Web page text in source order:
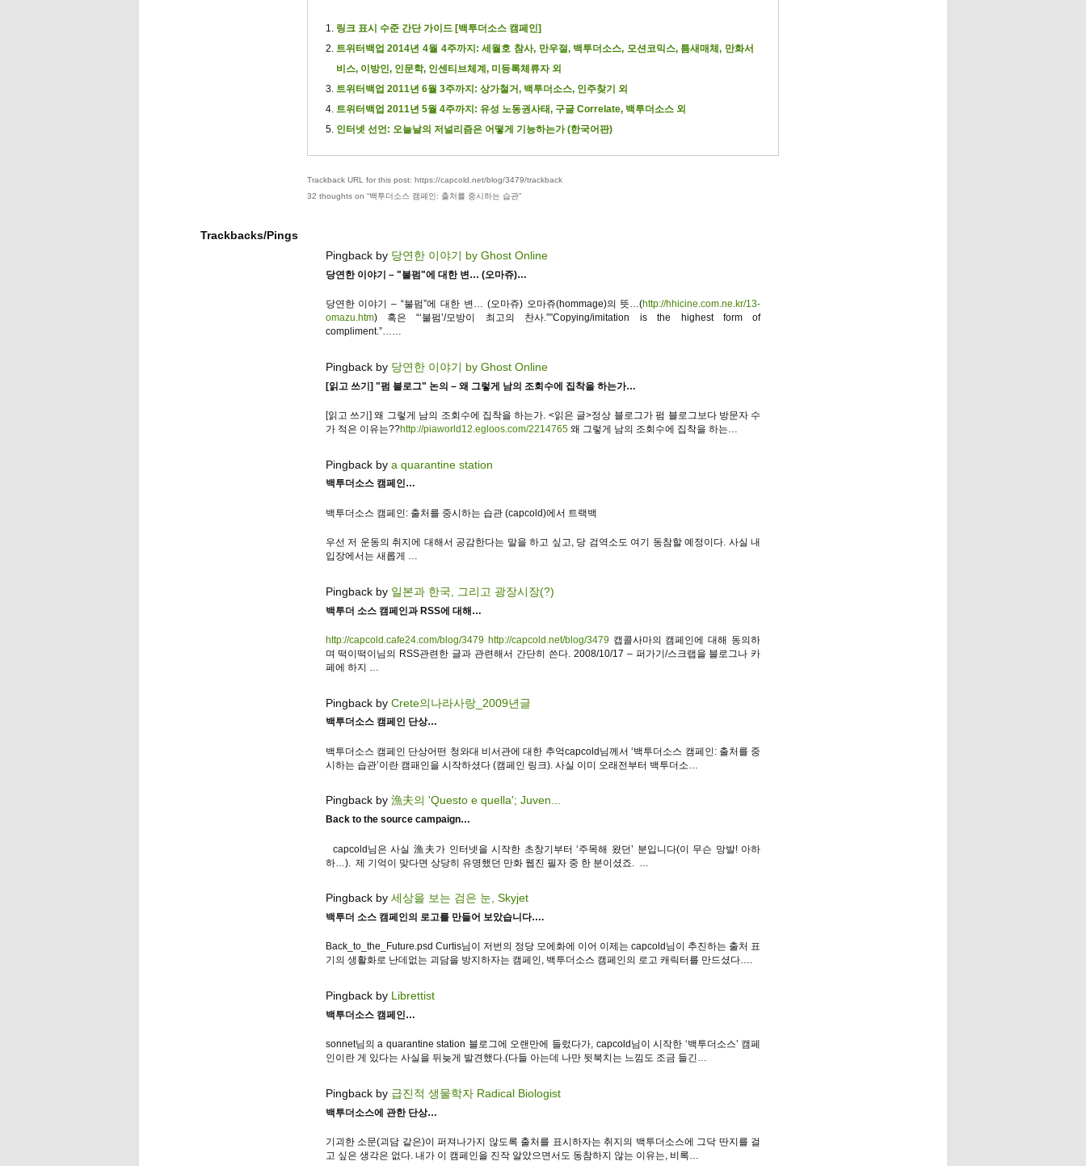
링크 표시 수준 간단 가이드 [백투더소스 캠페인]
트위터백업 2014년 4월 4주까지: 세월호 참사, 만우절, 백투더소스, 모션코믹스, 틈새매체, 만화서
비스, 이방인, 인문학, 인센티브체계, 미등록체류자 외
트위터백업 2011년 6월 3주까지: 상가철거, 백투더소스, 인주찾기 외
트위터백업 2011년 5월 4주까지: 유성 노동권사태, 구글 Correlate, 백투더소스 외
인터넷 선언: 오늘날의 저널리즘은 어떻게 기능하는가 (한국어판)
Trackback URL for this post: https://capcold.net/blog/3479/trackback
32 thoughts on “백투더소스 캠페인: 출처를 중시하는 습관”
Trackbacks/Pings
Pingback by 당연한 이야기 by Ghost Online
당연한 이야기 – "불펌"에 대한 변… (오마쥬)…
당연한 이야기 – “불펌”에 대한 변… (오마쥬) 오마쥬(hommage)의 뜻…(http://hhicine.com.ne.kr/13-
omazu.htm) 혹은 “‘불펌’/모방이 최고의 찬사.””Copying/imitation is the highest form of
compliment.”……
Pingback by 당연한 이야기 by Ghost Online
[읽고 쓰기] "펌 블로그" 논의 – 왜 그렇게 남의 조회수에 집착을 하는가…
[읽고 쓰기] 왜 그렇게 남의 조회수에 집착을 하는가. <읽은 글>정상 블로그가 펌 블로그보다 방문자 수
가 적은 이유는??http://piaworld12.egloos.com/2214765왜 그렇게 남의 조회수에 집착을 하는…
Pingback by a quarantine station
백투더소스 캠페인…
백투더소스 캠페인: 출처를 중시하는 습관 (capcold)에서 트랙백
우선 저 운동의 취지에 대해서 공감한다는 말을 하고 싶고, 당 검역소도 여기 동참할 예정이다. 사실 내
입장에서는 새롭게 …
Pingback by 일본과 한국, 그리고 광장시장(?)
백투더 소스 캠페인과 RSS에 대해…
http://capcold.cafe24.com/blog/3479 http://capcold.net/blog/3479캡콜사마의 캠페인에 대해 동의하
며 떡이떡이님의 RSS관련한 글과 관련해서 간단히 쓴다. 2008/10/17 – 퍼가기/스크랩을 블로그나 카
페에 하지 …
Pingback by Crete의나라사랑_2009년글
백투더소스 캠페인 단상…
백투더소스 캠페인 단상어떤 청와대 비서관에 대한 추억capcold님께서 ‘백투더소스 캠페인: 출처를 중
시하는 습관’이란 캠패인을 시작하셨다 (캠페인 링크). 사실 이미 오래전부터 백투더소…
Pingback by 漁夫의 'Questo e quella'; Juven...
Back to the source campaign…
capcold님은 사실 漁夫가 인터넷을 시작한 초창기부터 ‘주목해 왔던’ 분입니다(이 무슨 망발! 아하
하…). 제 기억이 맞다면 상당히 유명했던 만화 웹진 필자 중 한 분이셨죠. …
Pingback by 세상을 보는 검은 눈, Skyjet
백투더 소스 캠페인의 로고를 만들어 보았습니다….
Back_to_the_Future.psd Curtis님이 저번의 정당 모에화에 이어 이제는 capcold님이 추진하는 출처 표
기의 생활화로 난데없는 괴담을 방지하자는 캠페인, 백투더소스 캠페인의 로고 캐릭터를 만드셨다….
Pingback by Librettist
백투더소스 캠페인…
sonnet님의 a quarantine station 블로그에 오랜만에 들렀다가, capcold님이 시작한 ‘백투더소스’ 캠페
인이란 게 있다는 사실을 뒤늦게 발견했다.(다들 아는데 나만 뒷북치는 느낌도 조금 들긴…
Pingback by 급진적 생물학자 Radical Biologist
백투더소스에 관한 단상…
기괴한 소문(괴담 같은)이 퍼져나가지 않도록 출처를 표시하자는 취지의 백투더소스에 그닥 딴지를 걸
고 싶은 생각은 없다. 내가 이 캠페인을 진작 알았으면서도 동참하지 않는 이유는, 비록…